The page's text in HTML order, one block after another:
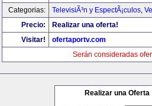
Categorias:
TelevisiÃ³n y EspectÃ¡culos,
Precio:
Realizar una oferta!
Visitar!
ofertaportv.com
Serán consideradas
Realizar una Oferta